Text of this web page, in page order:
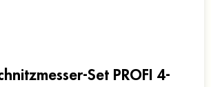
Set PROFI 4-